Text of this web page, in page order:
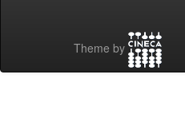
Theme by